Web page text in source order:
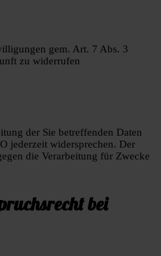
gem. Art. 7 Abs. 3
zu widerrufen
der Sie betreffenden Daten
jederzeit widersprechen. Der
die Verarbeitung für Zwecke
bei